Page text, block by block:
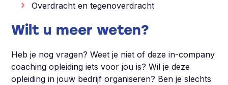
Overdracht en tegenoverdracht
Wilt u meer weten?
Heb je nog vragen? Weet je niet of deze in-company
coaching opleiding iets voor jou is? Wil je deze
opleiding in jouw bedrijf organiseren? Ben je slechts